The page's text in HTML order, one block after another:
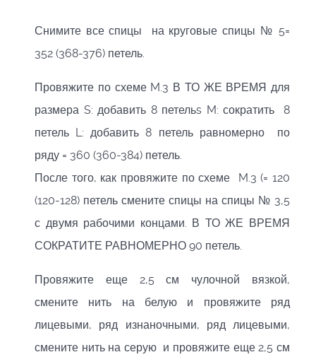
Снимите все спицы на круговые спицы № 5=
352 (368-376) петель.
Провяжите по схеме M.3 В ТО ЖЕ ВРЕМЯ для
размера S: добавить 8 петельs M: сократить 8
петель L: добавить 8 петель равномерно по
ряду = 360 (360-384) петель.
После того, как провяжите по схеме M.3 (= 120
(120-128) петель смените спицы на спицы № 3,5
с двумя рабочими концами. В ТО ЖЕ ВРЕМЯ
СОКРАТИТЕ РАВНОМЕРНО 90 петель.
Провяжите еще 2,5 см чулочной вязкой,
смените нить на белую и провяжите ряд
лицевыми, ряд изнаночными, ряд лицевыми,
смените нить на серую и провяжите еще 2,5 см